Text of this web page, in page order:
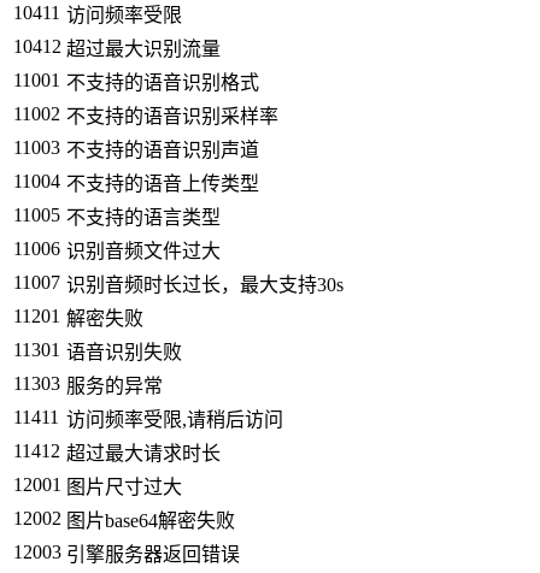
10411 访问频率受限
10412 超过最大识别流量
11001 不支持的语音识别格式
11002 不支持的语音识别采样率
11003 不支持的语音识别声道
11004 不支持的语音上传类型
11005 不支持的语言类型
11006 识别音频文件过大
11007 识别音频时长过长，最大支持30s
11201 解密失败
11301 语音识别失败
11303 服务的异常
11411 访问频率受限,请稍后访问
11412 超过最大请求时长
12001 图片尺寸过大
12002 图片base64解密失败
12003 引擎服务器返回错误